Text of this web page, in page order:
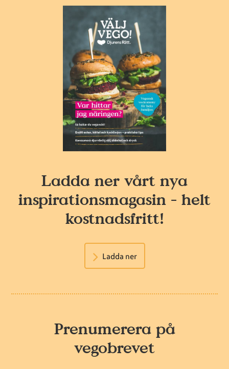
Ladda ner vårt nya
inspirationsmagasin - helt
kostnadsfritt!
Ladda ner
Prenumerera på
vegobrevet